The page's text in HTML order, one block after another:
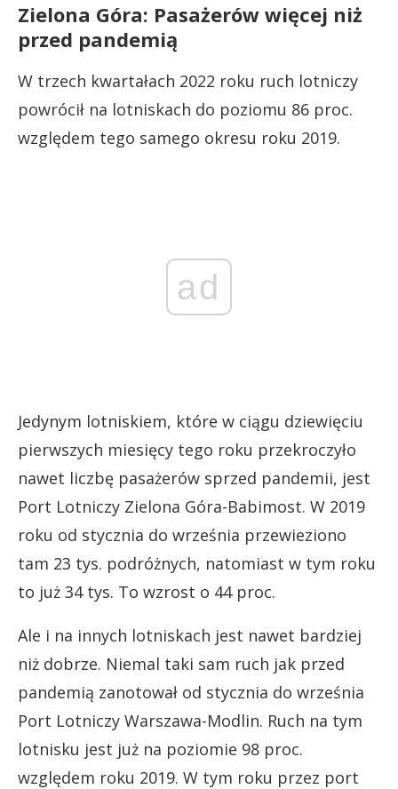
Zielona Góra: Pasażerów więcej niż
przed pandemią
W trzech kwartałach 2022 roku ruch lotniczy
powrócił na lotniskach do poziomu 86 proc.
względem tego samego okresu roku 2019.
ad
Jedynym lotniskiem, które w ciągu dziewięciu
pierwszych miesięcy tego roku przekroczyło
nawet liczbę pasażerów sprzed pandemii, jest
Port Lotniczy Zielona Góra-Babimost. W 2019
roku od stycznia do września przewieziono
tam 23 tys. podróżnych, natomiast w tym roku
to już 34 tys. To wzrost o 44 proc.
Ale i na innych lotniskach jest nawet bardziej
niż dobrze. Niemal taki sam ruch jak przed
pandemią zanotował od stycznia do września
Port Lotniczy Warszawa-Modlin. Ruch na tym
lotnisku jest już na poziomie 98 proc.
względem roku 2019. W tym roku przez port